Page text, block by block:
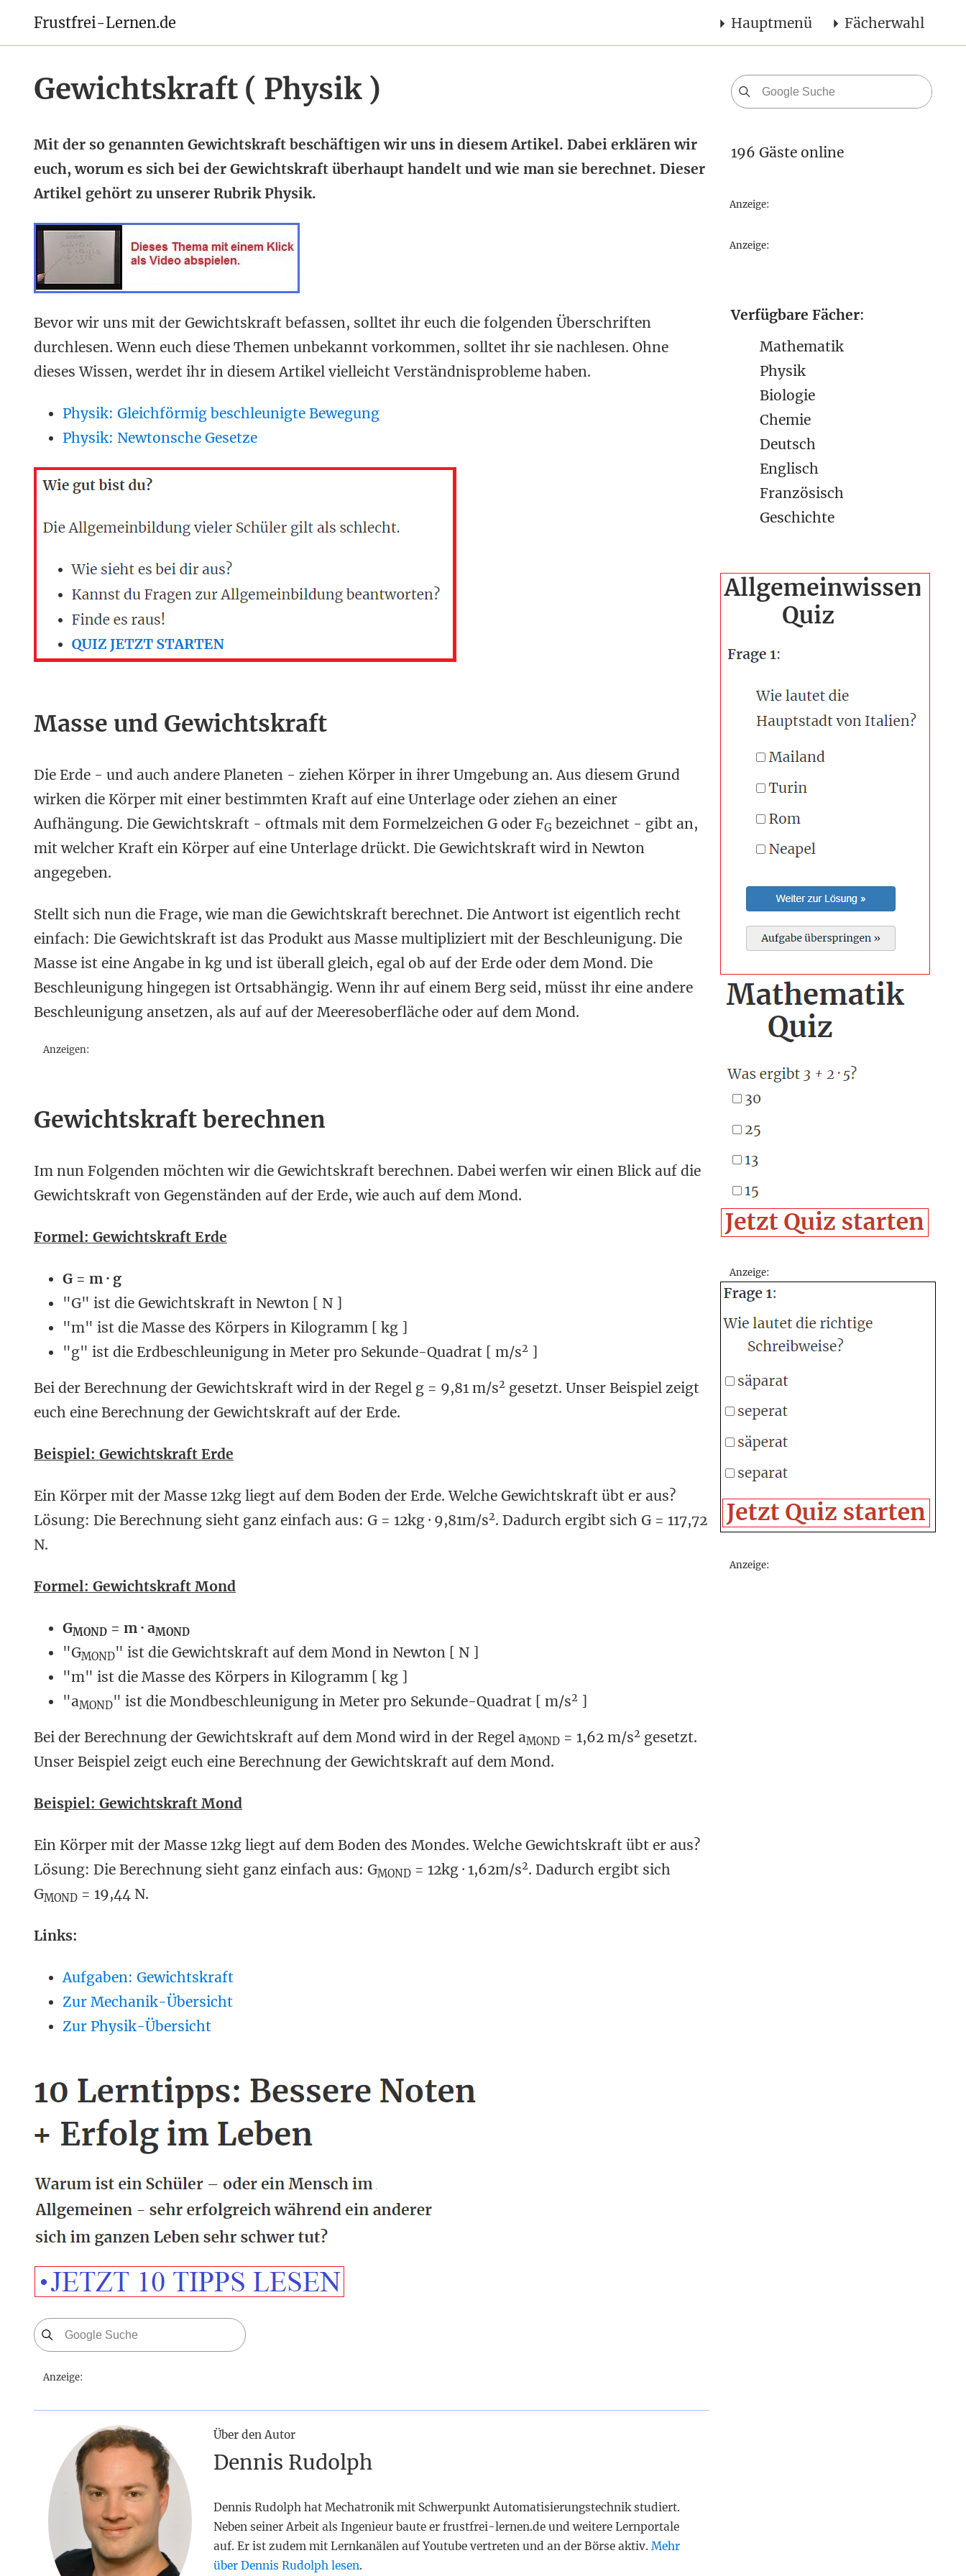
Frustfrei-Lernen.de Hauptmenü Fächerwahl
Gewichtskraft ( Physik )
Mit der so genannten Gewichtskraft beschäftigen wir uns in diesem Artikel. Dabei erklären wir
euch, worum es sich bei der Gewichtskraft überhaupt handelt und wie man sie berechnet. Dieser
Artikel gehört zu unserer Rubrik Physik.
Bevor wir uns mit der Gewichtskraft befassen, solltet ihr euch die folgenden Überschriften
durchlesen. Wenn euch diese Themen unbekannt vorkommen, solltet ihr sie nachlesen. Ohne
dieses Wissen, werdet ihr in diesem Artikel vielleicht Verständnisprobleme haben.
Physik: Gleichförmig beschleunigte Bewegung
Physik: Newtonsche Gesetze
Masse und Gewichtskraft
Die Erde - und auch andere Planeten - ziehen Körper in ihrer Umgebung an. Aus diesem Grund
wirken die Körper mit einer bestimmten Kraft auf eine Unterlage oder ziehen an einer
Aufhängung. Die Gewichtskraft - oftmals mit dem Formelzeichen G oder FG bezeichnet - gibt an,
mit welcher Kraft ein Körper auf eine Unterlage drückt. Die Gewichtskraft wird in Newton
angegeben.
Stellt sich nun die Frage, wie man die Gewichtskraft berechnet. Die Antwort ist eigentlich recht
einfach: Die Gewichtskraft ist das Produkt aus Masse multipliziert mit der Beschleunigung. Die
Masse ist eine Angabe in kg und ist überall gleich, egal ob auf der Erde oder dem Mond. Die
Beschleunigung hingegen ist Ortsabhängig. Wenn ihr auf einem Berg seid, müsst ihr eine andere
Beschleunigung ansetzen, als auf auf der Meeresoberfläche oder auf dem Mond.
Anzeigen:
Gewichtskraft berechnen
Im nun Folgenden möchten wir die Gewichtskraft berechnen. Dabei werfen wir einen Blick auf die
Gewichtskraft von Gegenständen auf der Erde, wie auch auf dem Mond.
Formel: Gewichtskraft Erde
G = m · g
"G" ist die Gewichtskraft in Newton [ N ]
"m" ist die Masse des Körpers in Kilogramm [ kg ]
"g" ist die Erdbeschleunigung in Meter pro Sekunde-Quadrat [ m/s2 ]
Bei der Berechnung der Gewichtskraft wird in der Regel g = 9,81 m/s2 gesetzt. Unser Beispiel zeigt
euch eine Berechnung der Gewichtskraft auf der Erde.
Beispiel: Gewichtskraft Erde
Ein Körper mit der Masse 12kg liegt auf dem Boden der Erde. Welche Gewichtskraft übt er aus?
Lösung: Die Berechnung sieht ganz einfach aus: G = 12kg · 9,81m/s2. Dadurch ergibt sich G = 117,72
N.
Formel: Gewichtskraft Mond
GMOND = m · aMOND
"GMOND" ist die Gewichtskraft auf dem Mond in Newton [ N ]
"m" ist die Masse des Körpers in Kilogramm [ kg ]
"aMOND" ist die Mondbeschleunigung in Meter pro Sekunde-Quadrat [ m/s2 ]
Bei der Berechnung der Gewichtskraft auf dem Mond wird in der Regel aMOND = 1,62 m/s2 gesetzt.
Unser Beispiel zeigt euch eine Berechnung der Gewichtskraft auf dem Mond.
Beispiel: Gewichtskraft Mond
Ein Körper mit der Masse 12kg liegt auf dem Boden des Mondes. Welche Gewichtskraft übt er aus?
Lösung: Die Berechnung sieht ganz einfach aus: GMOND = 12kg · 1,62m/s2. Dadurch ergibt sich
GMOND = 19,44 N.
Links:
Aufgaben: Gewichtskraft
Zur Mechanik-Übersicht
Zur Physik-Übersicht
Anzeige:
Über den Autor
Dennis Rudolph
Dennis Rudolph hat Mechatronik mit Schwerpunkt Automatisierungstechnik studiert.
Neben seiner Arbeit als Ingenieur baute er frustfrei-lernen.de und weitere Lernportale
auf. Er ist zudem mit Lernkanälen auf Youtube vertreten und an der Börse aktiv. Mehr
über Dennis Rudolph lesen.
196 Gäste online
Anzeige:
Anzeige:
Verfügbare Fächer:
Mathematik
Physik
Biologie
Chemie
Deutsch
Englisch
Französisch
Geschichte
Anzeige:
Anzeige: